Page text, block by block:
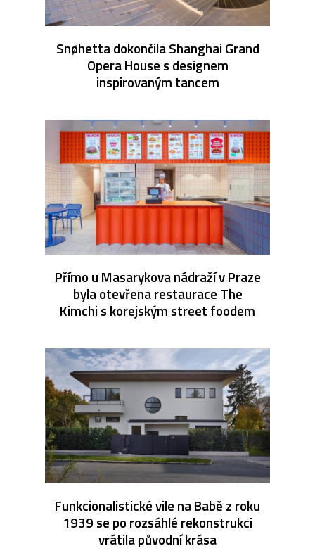
Snøhetta dokončila Shanghai Grand
Opera House s designem
inspirovaným tancem
Přímo u Masarykova nádraží v Praze
byla otevřena restaurace The
Kimchi s korejským street foodem
Funkcionalistické vile na Babě z roku
1939 se po rozsáhlé rekonstrukci
vrátila původní krása